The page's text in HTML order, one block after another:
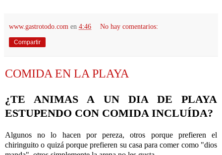
www.gastrotodo.com en 4:46 No hay comentarios:
Compartir
COMIDA EN LA PLAYA
¿TE ANIMAS A UN DIA DE PLAYA
ESTUPENDO CON COMIDA INCLUÍDA?
Algunos no lo hacen por pereza, otros porque prefieren el
chiringuito o quizá porque prefieren su casa para comer como "dios